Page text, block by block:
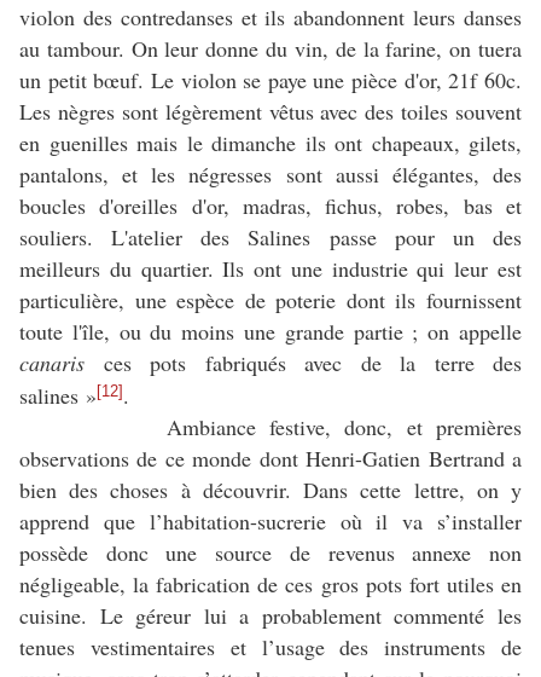
violon des contredanses et ils abandonnent leurs danses
au tambour. On leur donne du vin, de la farine, on tuera
un petit bœuf. Le violon se paye une pièce d'or, 21f 60c.
Les nègres sont légèrement vêtus avec des toiles souvent
en guenilles mais le dimanche ils ont chapeaux, gilets,
pantalons, et les négresses sont aussi élégantes, des
boucles d'oreilles d'or, madras, fichus, robes, bas et
souliers. L'atelier des Salines passe pour un des
meilleurs du quartier. Ils ont une industrie qui leur est
particulière, une espèce de poterie dont ils fournissent
toute l'île, ou du moins une grande partie ; on appelle
canaris ces pots fabriqués avec de la terre des
salines »[12].
Ambiance festive, donc, et premières
observations de ce monde dont Henri-Gatien Bertrand a
bien des choses à découvrir. Dans cette lettre, on y
apprend que l’habitation-sucrerie où il va s’installer
possède donc une source de revenus annexe non
négligeable, la fabrication de ces gros pots fort utiles en
cuisine. Le géreur lui a probablement commenté les
tenues vestimentaires et l’usage des instruments de